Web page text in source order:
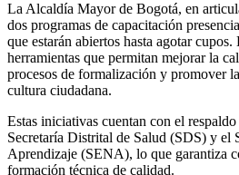
La Alcaldía Mayor de Bogotá, en
dos programas de capacitación
que estarán abiertos hasta agotar
herramientas que permitan mejorar la
procesos de formalización y promover
cultura ciudadana.
Estas iniciativas cuentan con el
Secretaría Distrital de Salud (SDS) y el
Aprendizaje (SENA), lo que garantiza
formación técnica de calidad.